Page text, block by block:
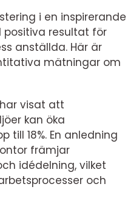
i en inspirerande
positiva resultat för
anställda. Här är
mätningar om
visat att
kan öka
till 18%. En anledning
främjar
idédelning, vilket
och